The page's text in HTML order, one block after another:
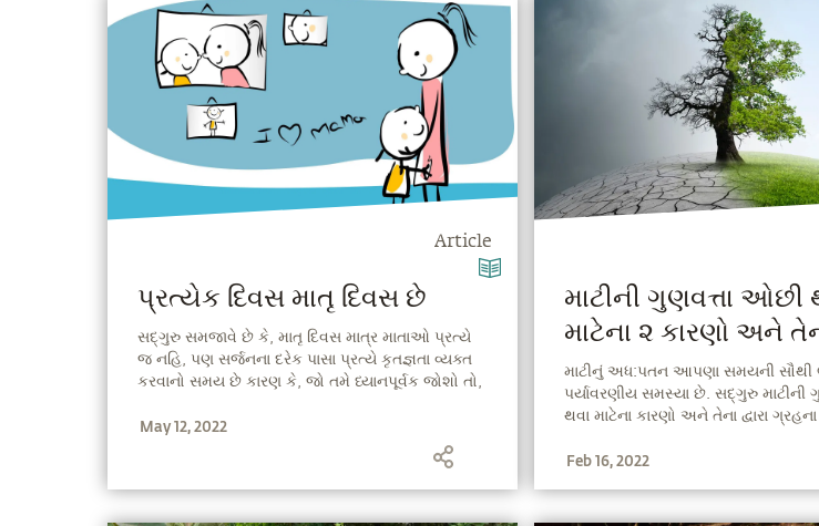
Article
પ્રત્યેક દિવસ માતૃ દિવસ છે
સદ્‍ગુરુ સમજાવે છે કે, માતૃ દિવસ માત્ર માતાઓ પ્રત્યે
જ નહિ, પણ સર્જનના દરેક પાસા પ્રત્યે કૃતજ્ઞતા વ્યક્ત
કરવાનો સમય છે કારણ કે, જો તમે ધ્યાનપૂર્વક જોશો તો,
રહી શકીએ.
May 12, 2022
માટીની ગુણવત્તા ઓછી
માટેના ૨ કારણો અને
અસરો
માટીનું અધ:પતન આપણા સમયની સૌથી
પર્યાવરણીય સમસ્યા છે. સદ્ગુરુ માટીની ગુણવત્તા ઓછી
થવા માટેના કારણો અને તેના દ્વારા
Feb 16, 2022